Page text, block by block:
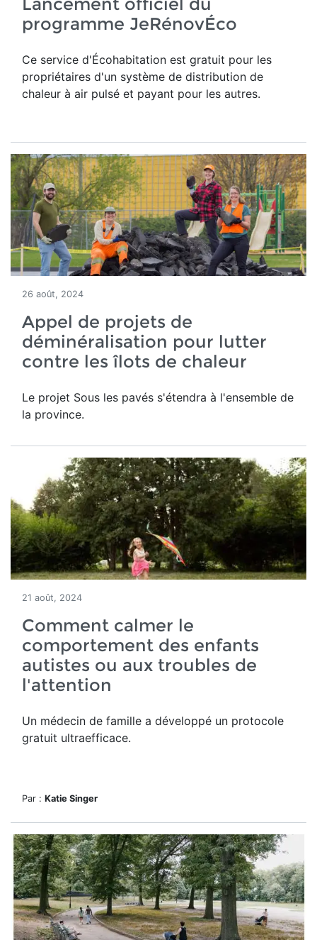
programme JeRénovÉco
Ce service d'Écohabitation est gratuit pour les
propriétaires d'un système de distribution de
chaleur à air pulsé et payant pour les autres.
26 août, 2024
Appel de projets de
déminéralisation pour lutter
contre les îlots de chaleur
Le projet Sous les pavés s'étendra à l'ensemble de
la province.
21 août, 2024
Comment calmer le
comportement des enfants
autistes ou aux troubles de
l'attention
Un médecin de famille a développé un protocole
gratuit ultraefficace.
Par : Katie Singer